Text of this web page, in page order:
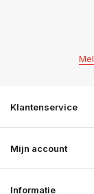
Klantenservice
Mijn account
Informatie